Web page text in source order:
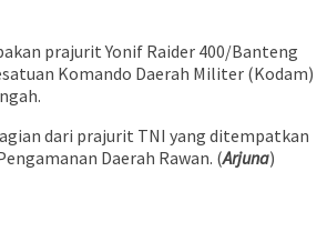
prajurit Yonif Raider 400/Banteng
Komando Daerah Militer (Kodam)
dari prajurit TNI yang ditempatkan
Daerah Rawan. (Arjuna)